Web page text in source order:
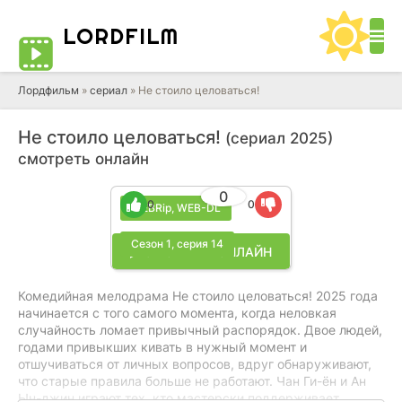
LORDFILM
Лордфильм » cериал » Не стоило целоваться!
Не стоило целоваться! (сериал 2025)
смотреть онлайн
WEBRip, WEB-DL
Сезон 1, серия 14
0
0 0
▶ СМОТРЕТЬ ОНЛАЙН
Комедийная мелодрама Не стоило целоваться! 2025 года
начинается с того самого момента, когда неловкая
случайность ломает привычный распорядок. Двое людей,
годами привыкших кивать в нужный момент и
отшучиваться от личных вопросов, вдруг обнаруживают,
что старые правила больше не работают. Чан Ги-ён и Ан
Ын-джин играют тех, кто мастерски поддерживает